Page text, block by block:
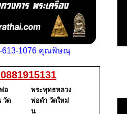
613-1076 คุณพิษณุ
อ
วัด
พระพุทธหลวง
พ่อดำ วัดใหม่
น